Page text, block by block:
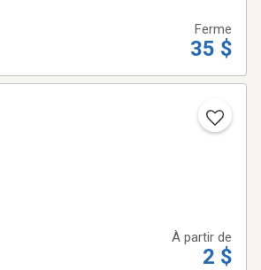
Ferme
35 $
À partir de
2 $